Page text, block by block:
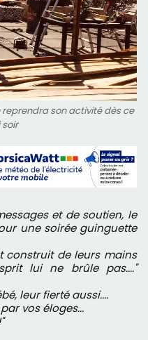
son activité dès ce
et de soutien, le
une soirée guinguette
construit de leurs mains
lui ne brûle pas...."
leur fierté aussi....
vos éloges...